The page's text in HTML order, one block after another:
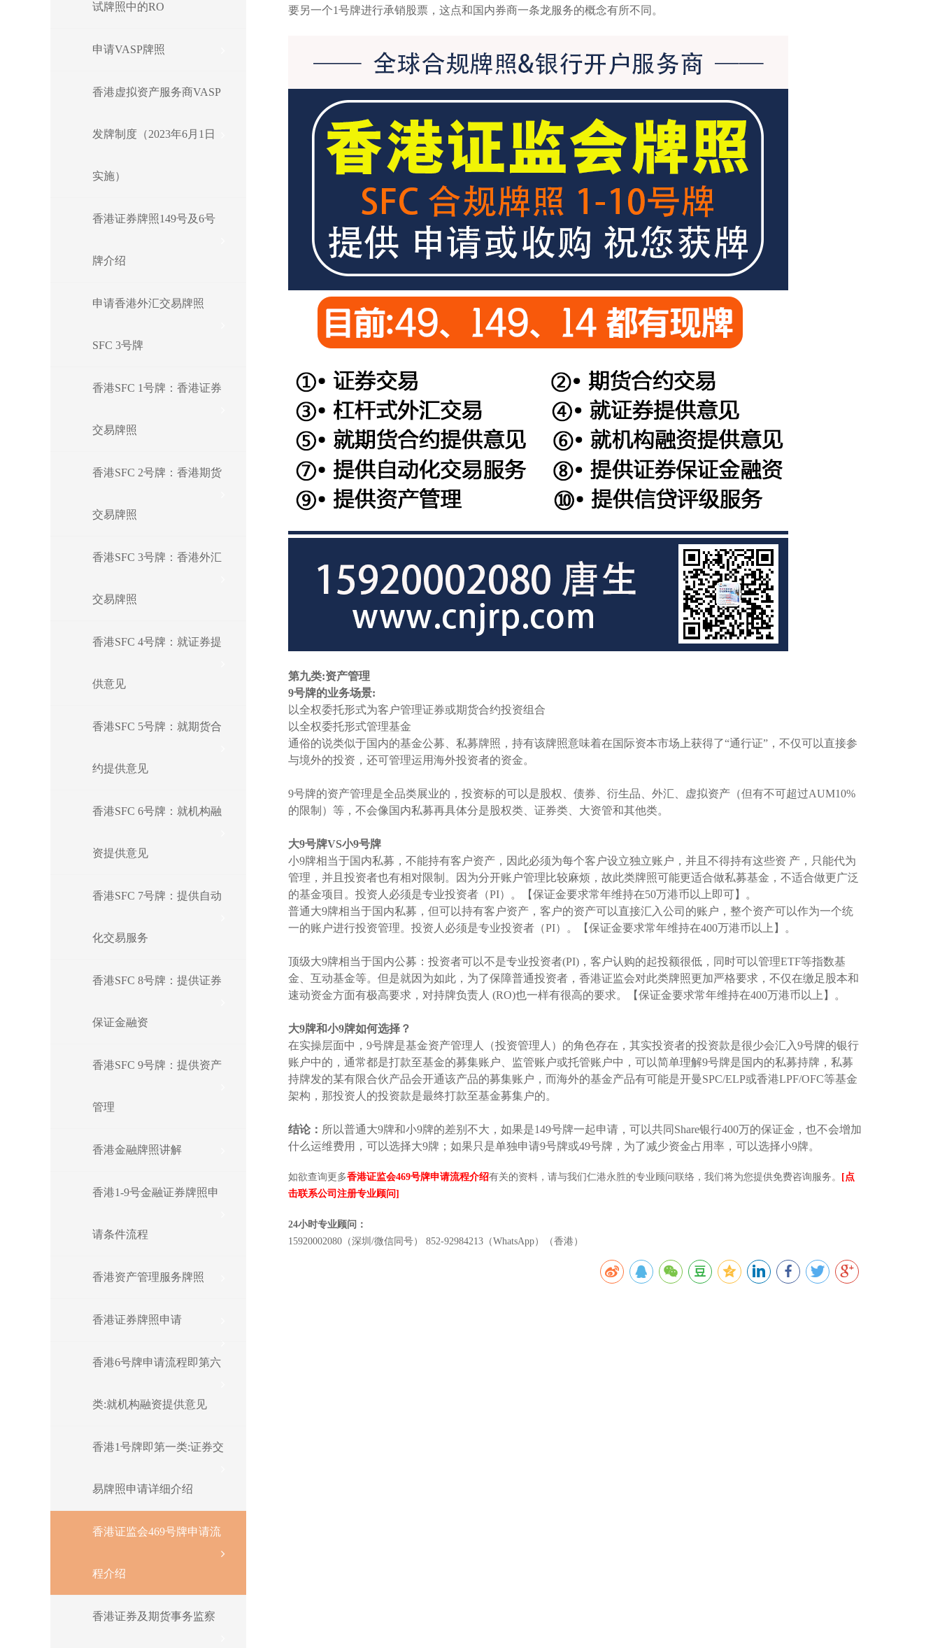
试牌照中的RO
申请VASP牌照
香港虚拟资产服务商VASP
发牌制度（2023年6月1日
实施）
香港证券牌照149号及6号
牌介绍
申请香港外汇交易牌照
SFC 3号牌
香港SFC 1号牌：香港证券
交易牌照
香港SFC 2号牌：香港期货
交易牌照
香港SFC 3号牌：香港外汇
交易牌照
香港SFC 4号牌：就证券提
供意见
香港SFC 5号牌：就期货合
约提供意见
香港SFC 6号牌：就机构融
资提供意见
香港SFC 7号牌：提供自动
化交易服务
香港SFC 8号牌：提供证券
保证金融资
香港SFC 9号牌：提供资产
管理
香港金融牌照讲解
香港1-9号金融证券牌照申
请条件流程
香港资产管理服务牌照
香港证券牌照申请
香港6号牌申请流程即第六
类:就机构融资提供意见
香港1号牌即第一类:证券交
易牌照申请详细介绍
香港证监会469号牌申请流
程介绍
香港证券及期货事务监察
要另一个1号牌进行承销股票，这点和国内券商一条龙服务的概念有所不同。
第九类:资产管理
9号牌的业务场景:
以全权委托形式为客户管理证券或期货合约投资组合
以全权委托形式管理基金
通俗的说类似于国内的基金公募、私募牌照，持有该牌照意味着在国际资本市场上获得了“通行证”，不仅可以直接参
与境外的投资，还可管理运用海外投资者的资金。
9号牌的资产管理是全品类展业的，投资标的可以是股权、债券、衍生品、外汇、虚拟资产（但有不可超过AUM10%
的限制）等，不会像国内私募再具体分是股权类、证券类、大资管和其他类。
大9号牌VS小9号牌
小9牌相当于国内私募，不能持有客户资产，因此必须为每个客户设立独立账户，并且不得持有这些资 产，只能代为
管理，并且投资者也有相对限制。因为分开账户管理比较麻烦，故此类牌照可能更适合做私募基金，不适合做更广泛
的基金项目。投资人必须是专业投资者（PI）。【保证金要求常年维持在50万港币以上即可】。
普通大9牌相当于国内私募，但可以持有客户资产，客户的资产可以直接汇入公司的账户，整个资产可以作为一个统
一的账户进行投资管理。投资人必须是专业投资者（PI）。【保证金要求常年维持在400万港币以上】。
顶级大9牌相当于国内公募：投资者可以不是专业投资者(PI)，客户认购的起投额很低，同时可以管理ETF等指数基
金、互动基金等。但是就因为如此，为了保障普通投资者，香港证监会对此类牌照更加严格要求，不仅在缴足股本和
速动资金方面有极高要求，对持牌负责人 (RO)也一样有很高的要求。【保证金要求常年维持在400万港币以上】。
大9牌和小9牌如何选择？
在实操层面中，9号牌是基金资产管理人（投资管理人）的角色存在，其实投资者的投资款是很少会汇入9号牌的银行
账户中的，通常都是打款至基金的募集账户、监管账户或托管账户中，可以简单理解9号牌是国内的私募持牌，私募
持牌发的某有限合伙产品会开通该产品的募集账户，而海外的基金产品有可能是开曼SPC/ELP或香港LPF/OFC等基金
架构，那投资人的投资款是最终打款至基金募集户的。
结论： 所以普通大9牌和小9牌的差别不大，如果是149号牌一起申请，可以共同Share银行400万的保证金，也不会增加
什么运维费用，可以选择大9牌；如果只是单独申请9号牌或49号牌，为了减少资金占用率，可以选择小9牌。
如欲查询更多香港证监会469号牌申请流程介绍有关的资料，请与我们仁港永胜的专业顾问联络，我们将为您提供免费咨询服务。
[点
击联系公司注册专业顾问]
24小时专业顾问：
15920002080（深圳/微信同号） 852-92984213（WhatsApp）（香港）